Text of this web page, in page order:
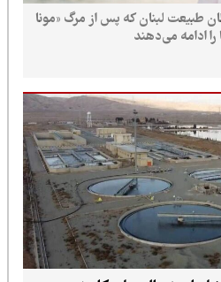
لبنان که پس از مرگ «مونا
می‌دهند